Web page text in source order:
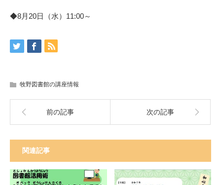
◆8月20日（水）11:00～
牧野図書館の講座情報
前の記事 次の記事
関連記事